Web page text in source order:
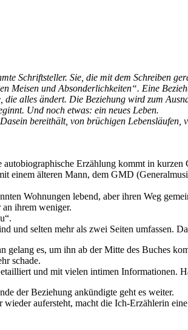
Schriftsteller. Sie, die mit dem Schreiben
Meisen und Absonderlichkeiten“. Eine
alles ändert. Die Beziehung wird zum
Und noch etwas: ein neues Leben.
bereithält, von brüchigen
Erzählung kommt in
einem älteren Mann, dem GMD
Wohnungen lebend, aber ihren Weg
ihrem weniger.
und selten mehr als zwei Seiten umfassen.
es, um ihn ab der Mitte des Buches
schade.
und mit vielen intimen Informationen.
der Beziehung ankündigte geht es weiter.
aufersteht, macht die Ich-Erzählerin